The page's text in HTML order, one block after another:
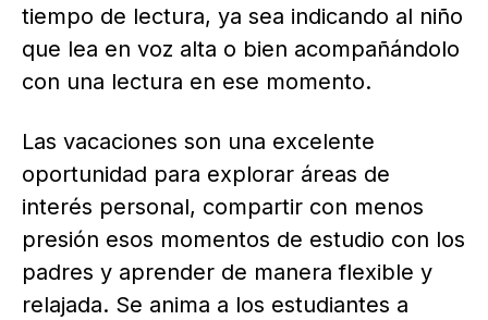
tiempo de lectura, ya sea indicando al niño
que lea en voz alta o bien acompañándolo
con una lectura en ese momento.
Las vacaciones son una excelente
oportunidad para explorar áreas de
interés personal, compartir con menos
presión esos momentos de estudio con los
padres y aprender de manera flexible y
relajada. Se anima a los estudiantes a